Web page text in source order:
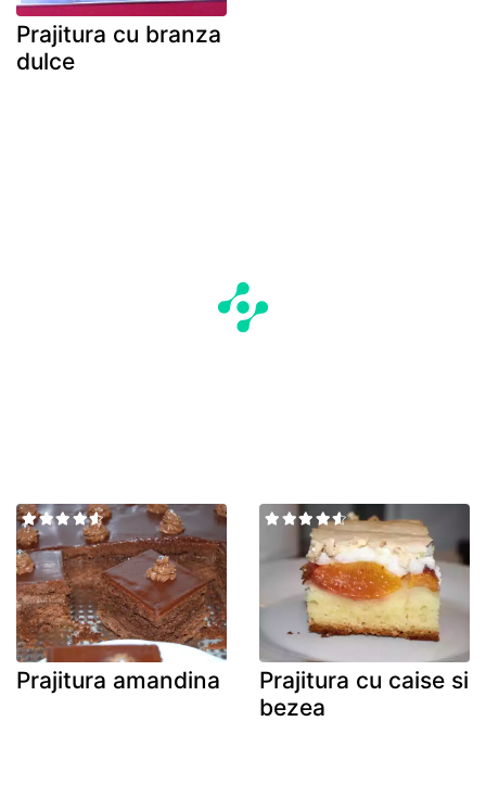
Prajitura cu branza
dulce
Prajitura amandina
Prajitura cu caise si
bezea